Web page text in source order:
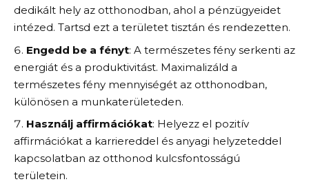
dedikált hely az otthonodban, ahol a pénzügyeidet
intézed. Tartsd ezt a területet tisztán és rendezetten.
Engedd be a fényt: A természetes fény serkenti az
energiát és a produktivitást. Maximalizáld a
természetes fény mennyiségét az otthonodban,
különösen a munkaterületeden.
Használj affirmációkat: Helyezz el pozitív
affirmációkat a karriereddel és anyagi helyzeteddel
kapcsolatban az otthonod kulcsfontosságú
területein.